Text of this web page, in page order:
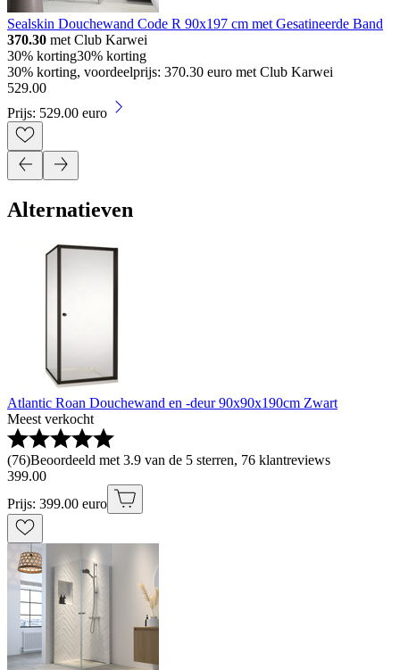
Sealskin Douchewand Code R 90x197 cm met Gesatineerde Band
370.30 met Club Karwei
30% korting30% korting
30% korting, voordeelprijs: 370.30 euro met Club Karwei
529.00
Prijs: 529.00 euro
Alternatieven
Atlantic Roan Douchewand en -deur 90x90x190cm Zwart
Meest verkocht
(76)Beoordeeld met 3.9 van de 5 sterren, 76 klantreviews
399.00
Prijs: 399.00 euro